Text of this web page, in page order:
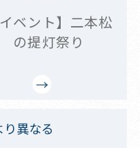
イベント】二本松
の提灯祭り
異なる